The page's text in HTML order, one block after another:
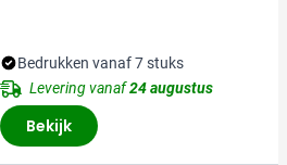
Bedrukken vanaf 7 stuks
Levering vanaf24 augustus
Bekijk